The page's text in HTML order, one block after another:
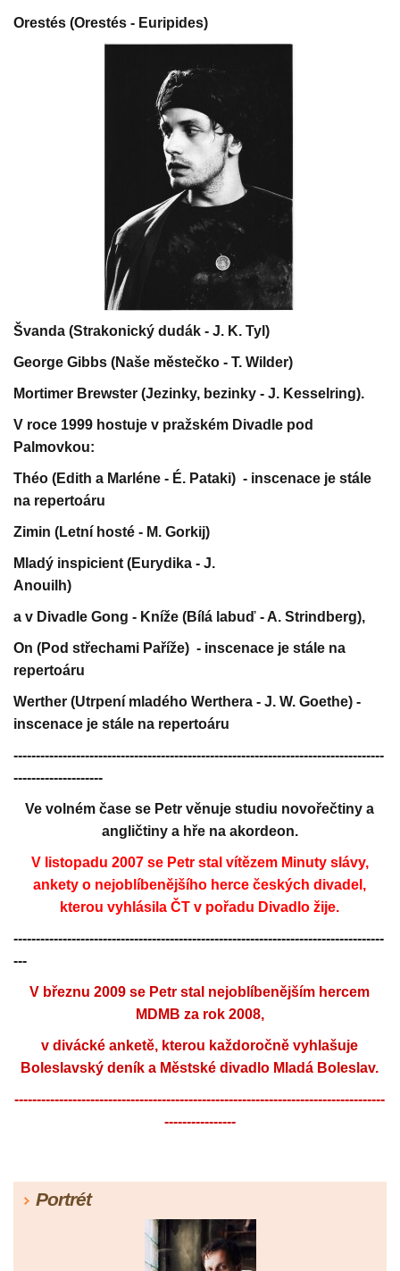
Orestés (Orestés - Euripides)
Švanda (Strakonický dudák - J. K. Tyl)
George Gibbs (Naše městečko - T. Wilder)
Mortimer Brewster (Jezinky, bezinky - J. Kesselring).
V roce 1999 hostuje v pražském Divadle pod
Palmovkou:
Théo (Edith a Marléne - É. Pataki) - inscenace je stále
na repertoáru
Zimin (Letní hosté - M. Gorkij)
Mladý inspicient (Eurydika - J.
Anouilh)
a v Divadle Gong - Kníže (Bílá labuď - A. Strindberg),
On (Pod střechami Paříže) - inscenace je stále na
repertoáru
Werther (Utrpení mladého Werthera - J. W. Goethe) -
inscenace je stále na repertoáru
-----------------------------------------------------------------------------------
--------------------
Ve volném čase se Petr věnuje studiu novořečtiny a
angličtiny a hře na akordeon.
V listopadu 2007 se Petr stal vítězem Minuty slávy,
ankety o nejoblíbenějšího herce českých divadel,
kterou vyhlásila ČT v pořadu Divadlo žije.
-----------------------------------------------------------------------------------
---
V březnu 2009 se Petr stal nejoblíbenějším hercem
MDMB za rok 2008,
v divácké anketě, kterou každoročně vyhlašuje
Boleslavský deník a Městské divadlo Mladá Boleslav.
-----------------------------------------------------------------------------------
----------------
Portrét